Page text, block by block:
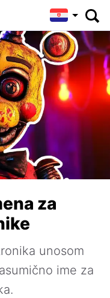
za
unosom
ime za